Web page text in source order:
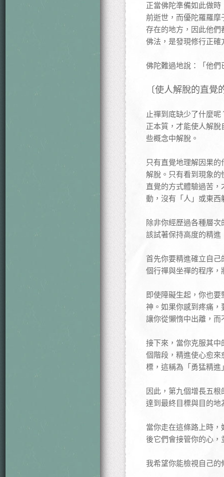
正當佛陀準備如此做
前逝世，而優陀羅羅
存在的地方，因此他
佛法，是發現修行正
佛陀難過地說：「他
〔使人解脫的直覺
止禪到底缺少了什麼
正本質，才能使人解
些概念中解脫。
只有直覺地理解因果
解脫。只有看到現象
直覺的方式體驗過苦
動，沒有「人」或東
除非你經歷過各種層
該試著保持高度的精
首先你要精進確立自
個行禪與坐禪的程序
即使障礙生起，你也
神。如果你感到疼痛
讓你從懶惰中出離，
接下來，當你克服其
個階段，精進使心愈
標，這稱為「勇猛精進
因此，第九個增長五
達到最終目標與目的地
當你走在這條路上時
後它們會接管你的心，
我希望你能檢視自己